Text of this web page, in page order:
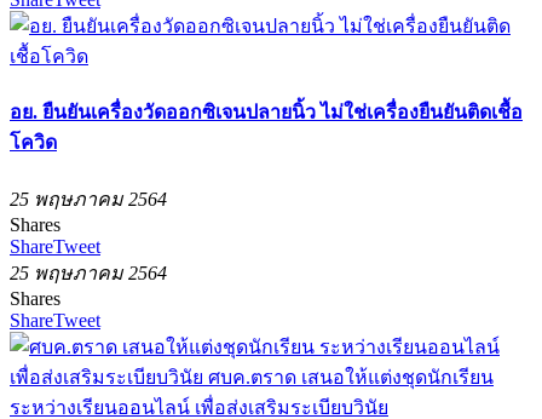
อย. ยืนยันเครื่องวัดออกซิเจนปลายนิ้ว ไม่ใช่เครื่องยืนยันติดเชื้อ
โควิด
25 พฤษภาคม 2564
Shares
ShareTweet
25 พฤษภาคม 2564
Shares
ShareTweet